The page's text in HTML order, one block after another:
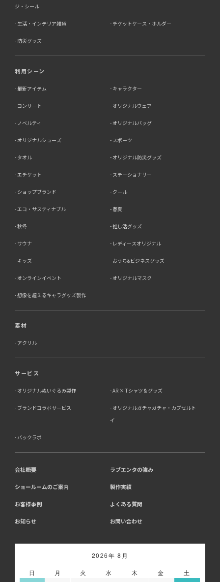
ジ・シール
生活・インテリア雑貨 チケットケース・ホルダー
防災グッズ
利用シーン
最新アイテム キャラクター
コンサート オリジナルウェア
ノベルティ オリジナルバッグ
オリジナルシューズ スポーツ
タオル オリジナル防災グッズ
エチケット ステーショナリー
ショップブランド クール
エコ・サスティナブル 春夏
秋冬 推し活グッズ
サウナ レディースオリジナル
キッズ おうち&ビジネスグッズ
オンラインイベント オリジナルマスク
想像を超えるキャラグッズ製作
素材
アクリル
サービス
オリジナルぬいぐるみ製作 AR × Tシャツ & グッズ
ブランドコラボサービス
オリジナルガチャガチャ・カプセルト
イ
バックラボ
会社概要 ラブエンタの強み
ショールームのご案内 製作実績
お客様事例 よくある質問
お知らせ お問い合わせ
2026年 8月
日 月 火 水 木 金 土